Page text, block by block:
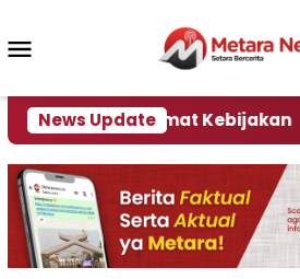
konten
News Update
Kata Pengamat Kebijakan